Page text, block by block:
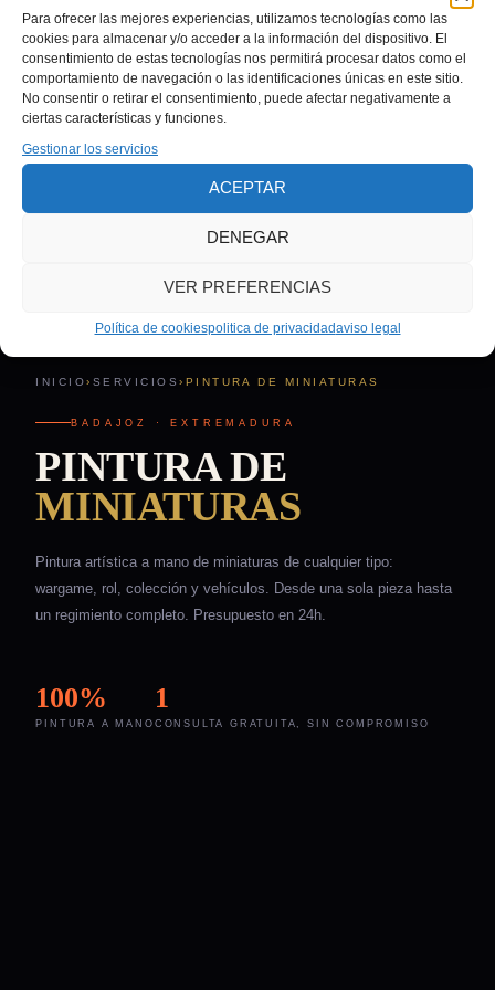
Para ofrecer las mejores experiencias, utilizamos tecnologías como las
cookies para almacenar y/o acceder a la información del dispositivo. El
consentimiento de estas tecnologías nos permitirá procesar datos como el
comportamiento de navegación o las identificaciones únicas en este sitio.
No consentir o retirar el consentimiento, puede afectar negativamente a
ciertas características y funciones.
Gestionar los servicios
ACEPTAR
DENEGAR
VER PREFERENCIAS
Política de cookiespolitica de privacidadaviso legal
INICIO› SERVICIOS› PINTURA DE MINIATURAS
BADAJOZ · EXTREMADURA
PINTURA DE
MINIATURAS
Pintura artística a mano de miniaturas de cualquier tipo:
wargame, rol, colección y vehículos. Desde una sola pieza hasta
un regimiento completo. Presupuesto en 24h.
100%
PINTURA A MANO
1
CONSULTA GRATUITA, SIN COMPROMISO